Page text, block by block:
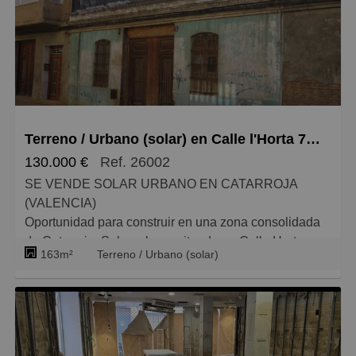
para empresas que necesiten instalaciones propias
como para inversores que busquen rentabilidad en
una zona con alta demanda de suelo industrial. Para
más información, no dude en consultarnos
*Este anuncio no es vinculante, puede contener
no contractual. *.
Terreno / Urbano (solar) en Calle l'Horta 7, Catarroja
130.000 €
Ref. 26002
SE VENDE SOLAR URBANO EN CATARROJA
(VALENCIA)
Oportunidad para construir en una zona consolidada
de Catarroja. Solar urbano situado en Calle Horta, con
una superficie gráfica aproximada de 163 m², ideal
para vivienda unifamiliar, promoción residencial o
inversión. Posibilidad de edificar planta baja + 3
alturas. Si necesitas mas metros consúltanos la
posibilidad de adquirir la vivienda de al lado.
163m² Terreno / Urbano (solar)